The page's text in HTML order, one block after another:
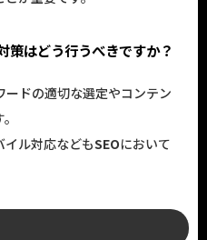
策はどう行うべきですか？
ードの適切な選定やコンテン
ル対応などもSEOにおいて